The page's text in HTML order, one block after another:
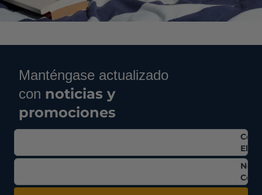
Manténgase actualizado
con noticias y
promociones